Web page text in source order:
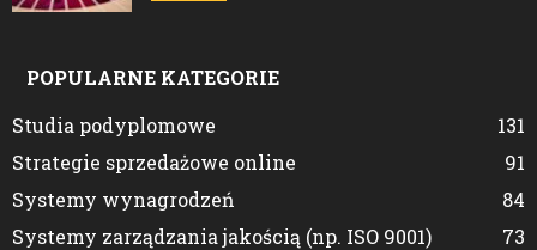
POPULARNE KATEGORIE
Studia podyplomowe
131
Strategie sprzedażowe online
91
Systemy wynagrodzeń
84
Systemy zarządzania jakością (np. ISO 9001)
73